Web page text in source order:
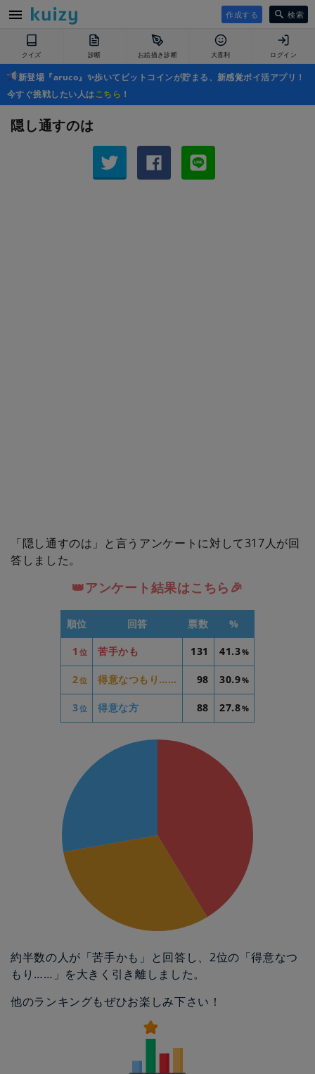
作成する 検索
クイズ 診断 お絵描き診断 大喜利 ログイン
新登場『aruco』✨歩いてビットコインが貯まる、新感覚ポイ活アプリ！
今すぐ挑戦したい人はこちら ！
隠し通すのは
「隠し通すのは」と言うアンケートに対して317人が回
答しました。
👑アンケート結果はこちら🎉
順位 回答 票数 %
1 位 苦手かも 131 41.3%
2位 得意なつもり…… 98 30.9%
3位 得意な方 88 27.8%
約半数の人が「苦手かも」と回答し、2位の「得意なつ
もり……」を大きく引き離しました。
他のランキングもぜひお楽しみ下さい！